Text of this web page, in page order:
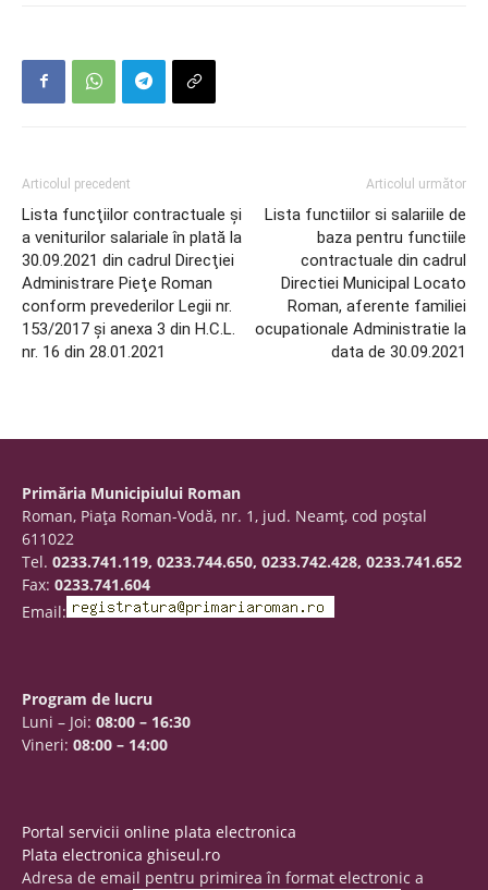
Articolul precedent
Lista funcţiilor contractuale şi
a veniturilor salariale în plată la
30.09.2021 din cadrul Direcţiei
Administrare Pieţe Roman
conform prevederilor Legii nr.
153/2017 şi anexa 3 din H.C.L.
nr. 16 din 28.01.2021
Articolul următor
Lista functiilor si salariile de
baza pentru functiile
contractuale din cadrul
Directiei Municipal Locato
Roman, aferente familiei
ocupationale Administratie la
data de 30.09.2021
Primăria Municipiului Roman
Roman, Piaţa Roman-Vodă, nr. 1, jud. Neamţ, cod poştal
611022
Tel. 0233.741.119, 0233.744.650, 0233.742.428, 0233.741.652
Fax: 0233.741.604
Email:
Program de lucru
Luni – Joi: 08:00 – 16:30
Vineri: 08:00 – 14:00
Portal servicii online plata electronica
Plata electronica ghiseul.ro
Adresa de email pentru primirea în format electronic a